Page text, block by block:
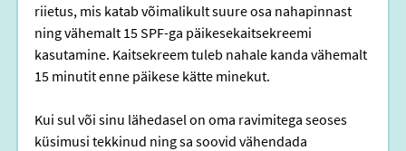
riietus, mis katab võimalikult suure osa nahapinnast
ning vähemalt 15 SPF-ga päikesekaitsekreemi
kasutamine. Kaitsekreem tuleb nahale kanda vähemalt
15 minutit enne päikese kätte minekut.
Kui sul või sinu lähedasel on oma ravimitega seoses
küsimusi tekkinud ning sa soovid vähendada